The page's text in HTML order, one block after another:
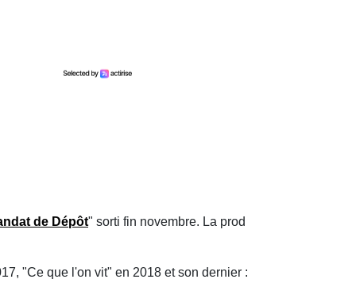
de Dépôt" sorti fin novembre. La prod
"Ce que l'on vit" en 2018 et son dernier :